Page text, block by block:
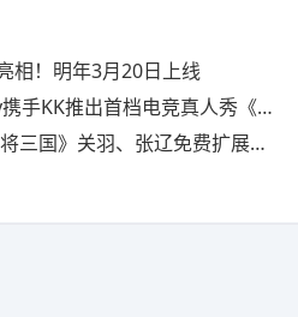
相！明年3月20日上线
出首档电竞真人秀《寻找下一个Sky》
》关羽、张辽免费扩展包现已上线